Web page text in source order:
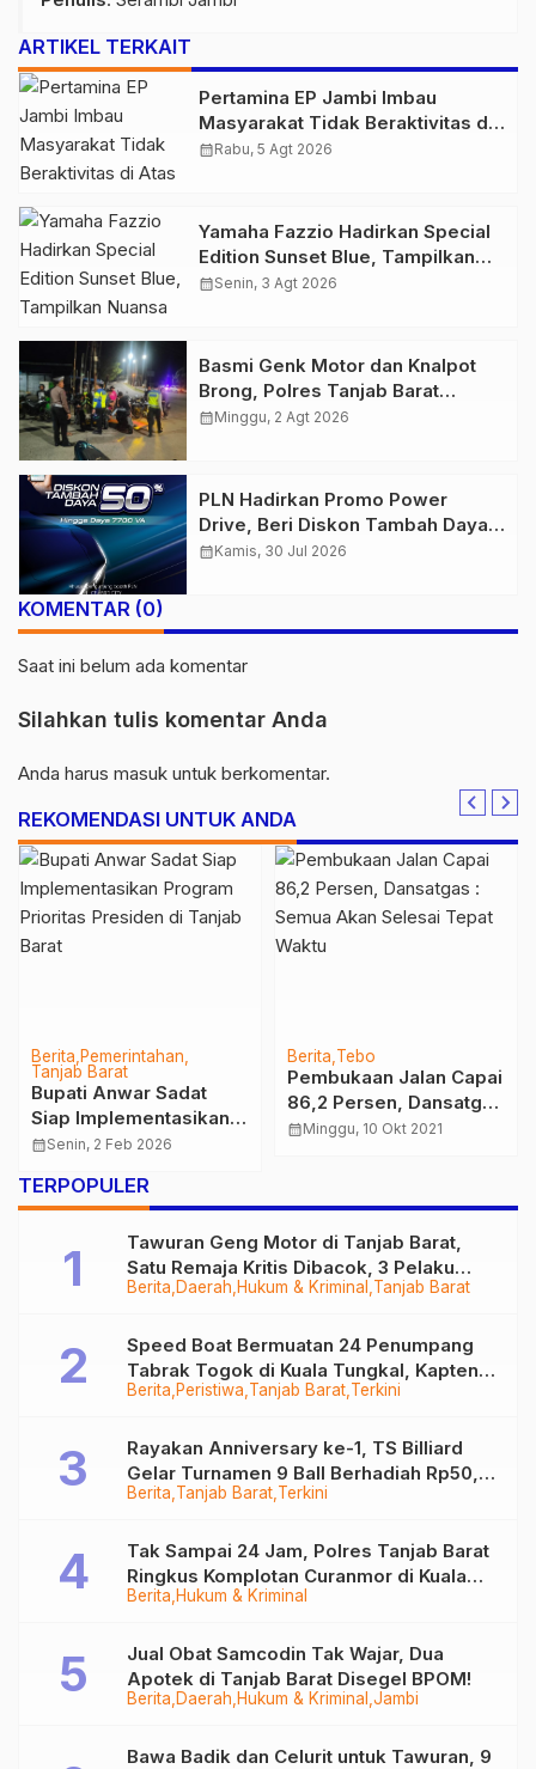
ARTIKEL TERKAIT
Pertamina EP Jambi Imbau
Masyarakat Tidak Beraktivitas di
Atas Jalur Pipa Migas Demi
calendar_monthRabu, 5 Agt 2026
Yamaha Fazzio Hadirkan Special
Edition Sunset Blue, Tampilkan
Nuansa Retro Summer yang
calendar_monthSenin, 3 Agt 2026
Basmi Genk Motor dan Knalpot
Brong, Polres Tanjab Barat
Amankan Belasan Kendaraan
calendar_monthMinggu, 2 Agt 2026
PLN Hadirkan Promo Power
Drive, Beri Diskon Tambah Daya
50% di Ajang GIIAS 2026
calendar_monthKamis, 30 Jul 2026
KOMENTAR (0)
Saat ini belum ada komentar
Silahkan tulis komentar Anda
Anda harus masuk untuk berkomentar.
REKOMENDASI UNTUK ANDA
Berita Pemerintahan
Tanjab Barat
Bupati Anwar Sadat
Siap Implementasikan
Program Prioritas
Barat
calendar_monthSenin, 2 Feb 2026
Berita Tebo
Pembukaan Jalan Capai
86,2 Persen, Dansatgas
: Semua Akan Selesai
calendar_monthMinggu, 10 Okt 2021
TERPOPULER
Berita Daerah Hukum & Kriminal Tanjab Barat
Tawuran Geng Motor di Tanjab Barat,
Satu Remaja Kritis Dibacok, 3 Pelaku
Ditangkap
Berita Peristiwa Tanjab Barat Terkini
Speed Boat Bermuatan 24 Penumpang
Tabrak Togok di Kuala Tungkal, Kapten
Sempat Hilang
Berita Tanjab Barat Terkini
Rayakan Anniversary ke-1, TS Billiard
Gelar Turnamen 9 Ball Berhadiah Rp50,8
Juta
Berita Hukum & Kriminal
Tak Sampai 24 Jam, Polres Tanjab Barat
Ringkus Komplotan Curanmor di Kuala
Tungkal
Berita Daerah Hukum & Kriminal Jambi
Jual Obat Samcodin Tak Wajar, Dua
Apotek di Tanjab Barat Disegel BPOM!
Bawa Badik dan Celurit untuk Tawuran, 9